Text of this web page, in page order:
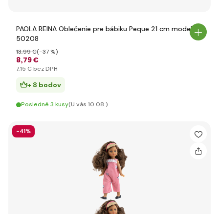
PAOLA REINA Oblečenie pre bábiku Peque 21 cm model
50208
8,79 €
13,99 €(-37 %)
7,15 € bez DPH
+ 8 bodov
Posledné 3 kusy(U vás 10.08.)
-41%